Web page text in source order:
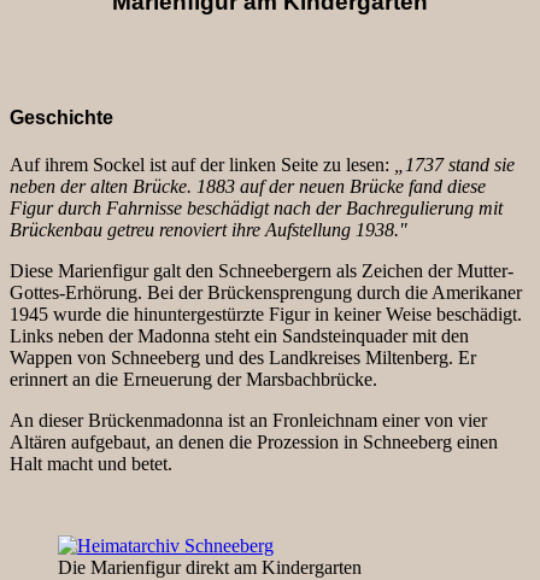
Geschichte
Auf ihrem Sockel ist auf der linken Seite zu lesen:
„1737 stand sie
neben der alten Brücke. 1883 auf der neuen Brücke fand diese
Figur durch Fahrnisse beschädigt nach der Bachregulierung mit
Brückenbau getreu renoviert ihre Aufstellung 1938."
Diese Marienfigur galt den Schneebergern als Zeichen der Mutter-
Gottes-Erhörung. Bei der Brückensprengung durch die Amerikaner
1945 wurde die hinuntergestürzte Figur in keiner Weise beschädigt.
Links neben der Madonna steht ein Sandsteinquader mit den
Wappen von Schneeberg und des Landkreises Miltenberg. Er
erinnert an die Erneuerung der Marsbachbrücke.
An dieser Brückenmadonna ist an Fronleichnam einer von vier
Altären aufgebaut, an denen die Prozession in Schneeberg einen
Halt macht und betet.
Die Marienfigur direkt am Kindergarten